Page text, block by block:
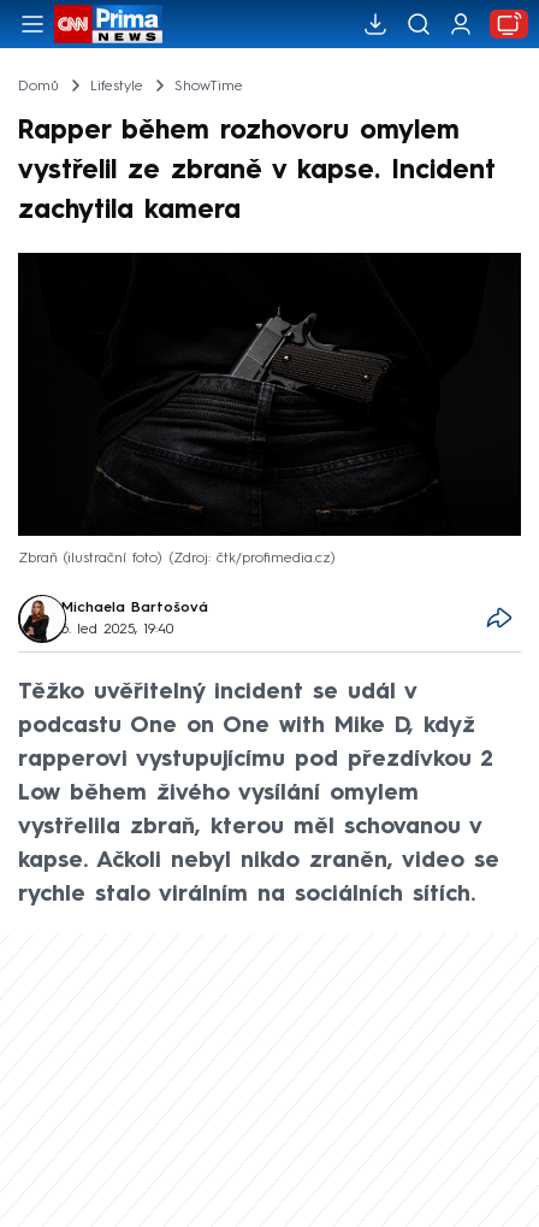
Domů Lifestyle ShowTime
Rapper během rozhovoru omylem
vystřelil ze zbraně v kapse. Incident
zachytila kamera
Zbraň (ilustrační foto) Zdroj: čtk/profimedia.cz
Michaela Bartošová
6. led 2025, 19:40
Těžko uvěřitelný incident se udál v
podcastu One on One with Mike D, když
rapperovi vystupujícímu pod přezdívkou 2
Low během živého vysílání omylem
vystřelila zbraň, kterou měl schovanou v
kapse. Ačkoli nebyl nikdo zraněn, video se
rychle stalo virálním na sociálních sítích.